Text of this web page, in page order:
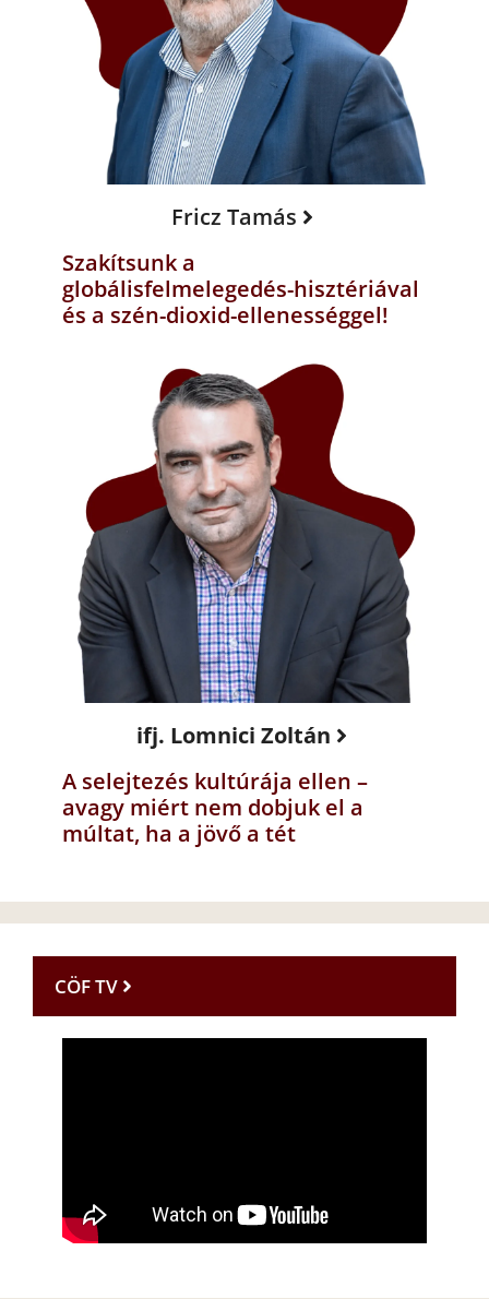
Fricz Tamás
Szakítsunk a
globálisfelmelegedés-hisztériával
és a szén-dioxid-ellenességgel!
ifj. Lomnici Zoltán
A selejtezés kultúrája ellen –
avagy miért nem dobjuk el a
múltat, ha a jövő a tét
CÖF TV